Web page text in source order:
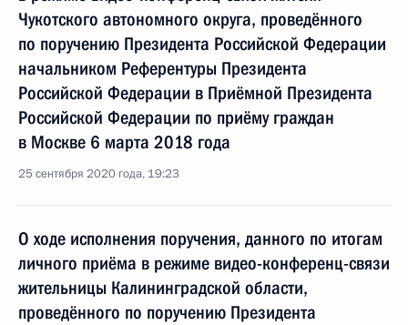
Чукотского автономного округа, проведённого
по поручению Президента Российской Федерации
начальником Референтуры Президента
Российской Федерации в Приёмной Президента
Российской Федерации по приёму граждан
в Москве 6 марта 2018 года
25 сентября 2020 года, 19:23
О ходе исполнения поручения, данного по итогам
личного приёма в режиме видео-конференц-связи
жительницы Калининградской области,
проведённого по поручению Президента